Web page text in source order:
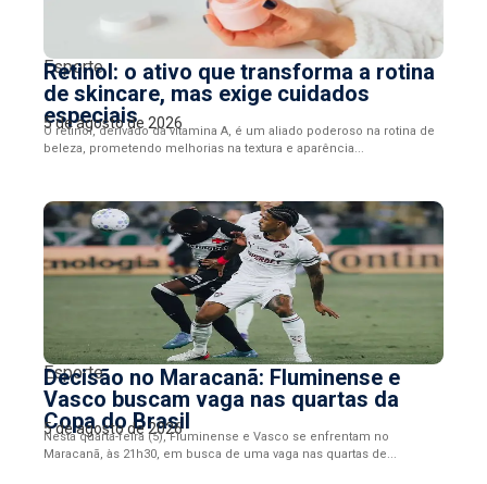
Esporte
Retinol: o ativo que transforma a rotina
de skincare, mas exige cuidados
especiais
5 de agosto de 2026
O retinol, derivado da vitamina A, é um aliado poderoso na rotina de
beleza, prometendo melhorias na textura e aparência...
Esporte
Decisão no Maracanã: Fluminense e
Vasco buscam vaga nas quartas da
Copa do Brasil
5 de agosto de 2026
Nesta quarta-feira (5), Fluminense e Vasco se enfrentam no
Maracanã, às 21h30, em busca de uma vaga nas quartas de...